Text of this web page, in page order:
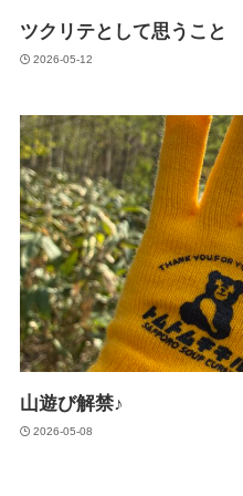
ツクリテとして思うこと
2026-05-12
山遊び解禁♪
2026-05-08